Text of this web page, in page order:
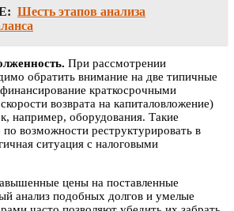
Шесть этапов анализа
При рассмотрении
обратить внимание на две типичные
краткосрочными
возврата на капиталовложение)
например, оборудования. Такие
возможности реструктурировать в
ситуация с налоговыми
цены на поставленные
анализ подобных долгов и умелые